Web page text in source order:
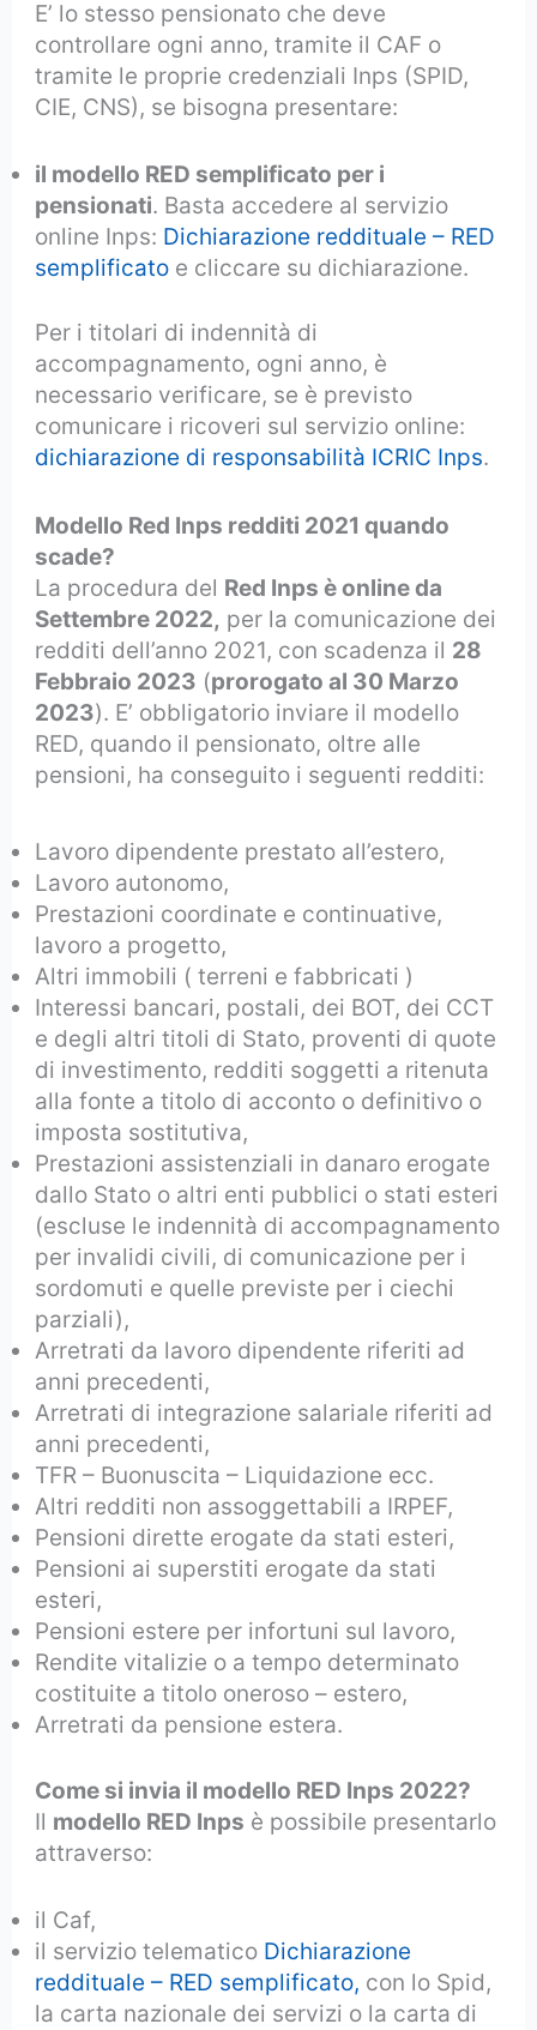
E’ lo stesso pensionato che deve
controllare ogni anno, tramite il CAF o
tramite le proprie credenziali Inps (SPID,
CIE, CNS), se bisogna presentare:
il modello RED semplificato per i
pensionati. Basta accedere al servizio
online Inps: Dichiarazione reddituale – RED
semplificato e cliccare su dichiarazione.
Per i titolari di indennità di
accompagnamento, ogni anno, è
necessario verificare, se è previsto
comunicare i ricoveri sul servizio online:
dichiarazione di responsabilità ICRIC Inps.
Modello Red Inps redditi 2021 quando
scade?
La procedura del Red Inps è online da
Settembre 2022, per la comunicazione dei
redditi dell’anno 2021, con scadenza il 28
Febbraio 2023 (prorogato al 30 Marzo
2023). E’ obbligatorio inviare il modello
RED, quando il pensionato, oltre alle
pensioni, ha conseguito i seguenti redditi:
Lavoro dipendente prestato all’estero,
Lavoro autonomo,
Prestazioni coordinate e continuative,
lavoro a progetto,
Altri immobili ( terreni e fabbricati )
Interessi bancari, postali, dei BOT, dei CCT
e degli altri titoli di Stato, proventi di quote
di investimento, redditi soggetti a ritenuta
alla fonte a titolo di acconto o definitivo o
imposta sostitutiva,
Prestazioni assistenziali in danaro erogate
dallo Stato o altri enti pubblici o stati esteri
(escluse le indennità di accompagnamento
per invalidi civili, di comunicazione per i
sordomuti e quelle previste per i ciechi
parziali),
Arretrati da lavoro dipendente riferiti ad
anni precedenti,
Arretrati di integrazione salariale riferiti ad
anni precedenti,
TFR – Buonuscita – Liquidazione ecc.
Altri redditi non assoggettabili a IRPEF,
Pensioni dirette erogate da stati esteri,
Pensioni ai superstiti erogate da stati
esteri,
Pensioni estere per infortuni sul lavoro,
Rendite vitalizie o a tempo determinato
costituite a titolo oneroso – estero,
Arretrati da pensione estera.
Come si invia il modello RED Inps 2022?
Il modello RED Inps è possibile presentarlo
attraverso:
il Caf,
il servizio telematico Dichiarazione
reddituale – RED semplificato, con lo Spid,
la carta nazionale dei servizi o la carta di